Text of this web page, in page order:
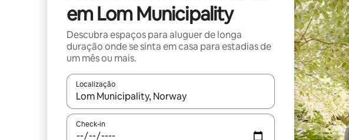
em Lom Municipality
Descubra espaços para aluguer de longa
duração onde se sinta em casa para estadias de
um mês ou mais.
Localização
Quando os resultados estiverem disponíveis, navegue com as teclas
Check-in